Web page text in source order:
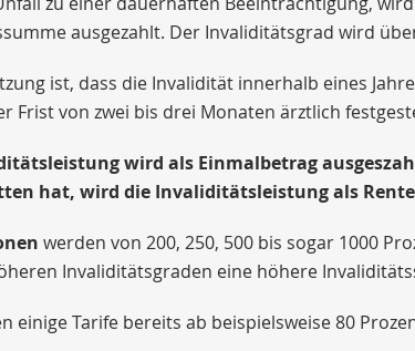
ausgezahlt. Der Invaliditätsgrad wird
ist, dass die Invalidität innerhalb eines
Frist von zwei bis drei Monaten ärztlich
wird als Einmalbetrag
hat, wird die Invaliditätsleistung als
werden von 200, 250, 500 bis sogar 1000
Invaliditätsgraden eine höhere
einige Tarife bereits ab beispielsweise 80